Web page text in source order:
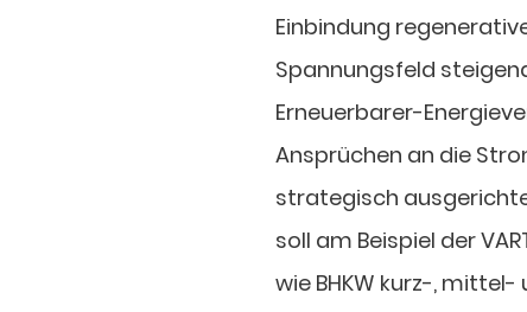
Einbindung
Spannungsfeld
Erneuerbarer-
Ansprüchen an die
strategisch
soll am Beispiel der
wie BHKW kurz-,